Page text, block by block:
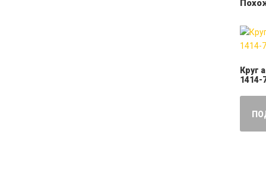
Круг
1414-